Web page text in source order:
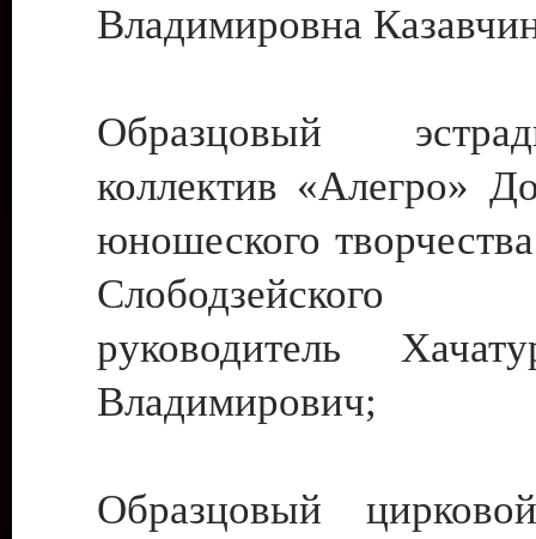
Владимировна
Образцовый
коллектив «Алегро»
юношеского
руководитель
Владимирович;
Образцовый